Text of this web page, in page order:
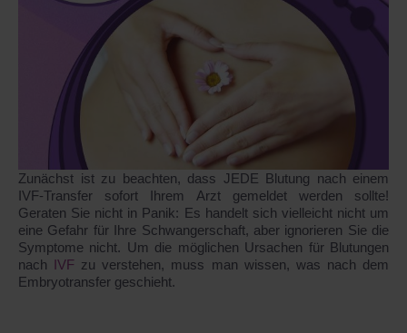
Zunächst ist zu beachten, dass JEDE Blutung nach einem
IVF-Transfer sofort Ihrem Arzt gemeldet werden sollte!
Geraten Sie nicht in Panik: Es handelt sich vielleicht nicht um
eine Gefahr für Ihre Schwangerschaft, aber ignorieren Sie die
Symptome nicht. Um die möglichen Ursachen für Blutungen
nach IVF zu verstehen, muss man wissen, was nach dem
Embryotransfer geschieht.